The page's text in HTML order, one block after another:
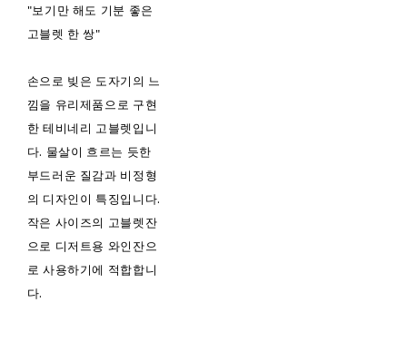
"보기만 해도 기분 좋은
고블렛 한 쌍"
손으로 빚은 도자기의 느
낌을 유리제품으로 구현
한 테비네리 고블렛입니
다. 물살이 흐르는 듯한
부드러운 질감과 비정형
의 디자인이 특징입니다.
작은 사이즈의 고블렛잔
으로 디저트용 와인잔으
로 사용하기에 적합합니
다.